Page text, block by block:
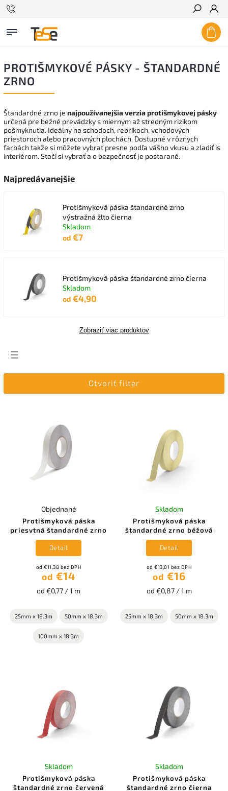
Hľadať
PROTIŠMYKOVÉ PÁSKY - ŠTANDARDNÉ
ZRNO
Štandardné zrno je najpoužívanejšia verzia protišmykovej pásky
určená pre bežné prevádzky s miernym až stredným rizikom
pošmyknutia. Ideálny na schodoch, rebríkoch, vchodových
priestoroch alebo pracovných plochách. Dostupné v rôznych
farbách takže si môžete vybrať presne podľa vášho vkusu a zladiť is
interiérom. Stačí si vybrať a o bezpečnosť je postarané.
Najpredávanejšie
Protišmyková páska štandardné zrno
výstražná žlto čierna
Skladom
od €7
Protišmyková páska štandardné zrno čierna
Skladom
od €4,90
Zobraziť viac produktov
Najlacnejšie
Otvoriť filter
Protišmyková páska
priesvtná štandardné zrno
Objednané
od €11,38 bez DPH
od €14
od €0,77 / 1 m
Detail
25mm x 18.3m 50mm x 18.3m
100mm x 18.3m
Protišmyková páska
štandardné zrno béžová
Skladom
od €13,01 bez DPH
od €16
od €0,87 / 1 m
Detail
25mm x 18.3m 50mm x 18.3m
Protišmyková páska
štandardné zrno červená
Skladom
Protišmyková páska
štandardné zrno čierna
Skladom